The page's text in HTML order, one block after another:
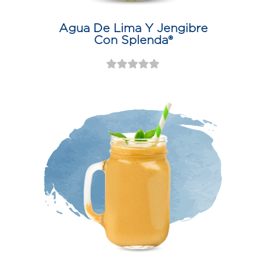
Agua De Lima Y Jengibre
Con Splenda®